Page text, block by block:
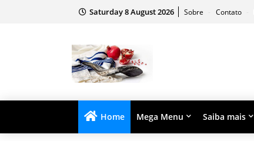
Saturday 8 August 2026 Sobre Contato
Home Mega Menu Saiba mais